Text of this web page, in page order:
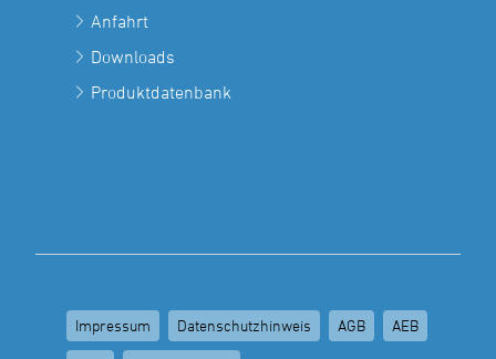
Anfahrt
Downloads
Produktdatenbank
Impressum Datenschutzhinweis AGB AEB